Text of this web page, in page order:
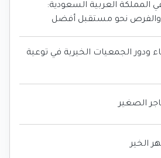
المملكة العربية السعودية:
والفرص نحو مستقبل أفضل
ودور الجمعيات الخيرية في توعية
الصغير
الخير